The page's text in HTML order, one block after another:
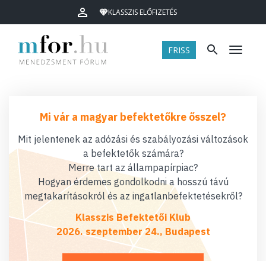
KLASSZIS ELŐFIZETÉS
FRISS Menü
Mi vár a magyar befektetőkre ősszel?
Mit jelentenek az adózási és szabályozási változások
a befektetők számára?
Merre tart az állampapírpiac?
Hogyan érdemes gondolkodni a hosszú távú
megtakarításokról és az ingatlanbefektetésekről?
Klasszis Befektetői Klub
2026. szeptember 24., Budapest